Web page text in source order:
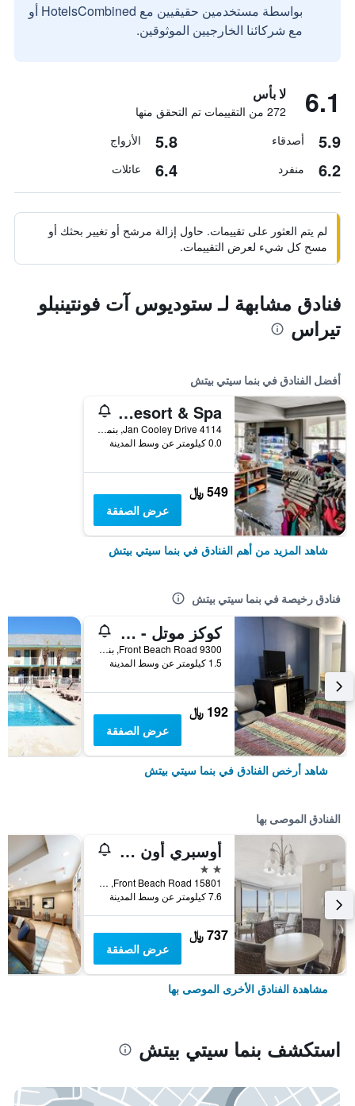
بواسطة مستخدمين حقيقيين مع HotelsCombined أو
مع شركائنا الخارجيين الموثوقين.
6.1 لا بأس
272 من التقييمات تم التحقق منها
5.9 أصدقاء 5.8 الأزواج
6.2 منفرد 6.4 عائلات
لم يتم العثور على تقييمات. حاول إزالة مرشح أو تغيير بحثك أو
مسح كل شيء لعرض التقييمات.
فنادق مشابهة لـ ستوديوس آت فونتينبلو
تيراس
أفضل الفنادق في بنما سيتي بيتش
Bluegreen’s Bayside Resort & Spa
4114 Jan Cooley Drive, بنما سيتي بيتش, FL, الولايات المتحدة الأميريكية
0.0 كيلومتر عن وسط المدينة
549 ﷼
عرض الصفقة
شاهد المزيد من أهم الفنادق في بنما سيتي بيتش
فنادق رخيصة في بنما سيتي بيتش
كوكز موتل - باناما سيتي بيتش
9300 Front Beach Road, بنما سيتي بيتش, FL, الولايات المتحدة الأميريكية
1.5 كيلومتر عن وسط المدينة
192 ﷼
عرض الصفقة
شاهد أرخص الفنادق في بنما سيتي بيتش
الفنادق الموصى بها
أوسبري أون ذا جالف
2 نجمتين
15801 Front Beach Road, بنما سيتي بيتش, FL, الولايات المتحدة الأميريكية
7.6 كيلومتر عن وسط المدينة
737 ﷼
عرض الصفقة
مشاهدة الفنادق الأخرى الموصى بها
استكشف بنما سيتي بيتش